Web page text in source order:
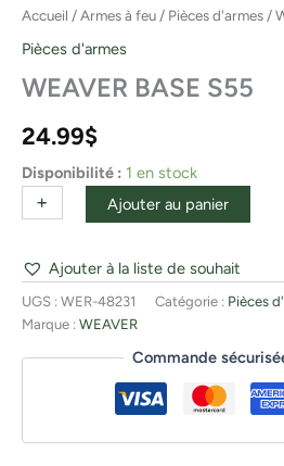
Accueil /Armes à feu / Pièces d'armes /
Pièces d'armes
WEAVER BASE S55
24.99$
Disponibilité : 1 en stock
-
+ Ajouter au panier
Ajouter à la liste de souhait
UGS : WER-48231 Catégorie : Pièces
Marque : WEAVER
Commande